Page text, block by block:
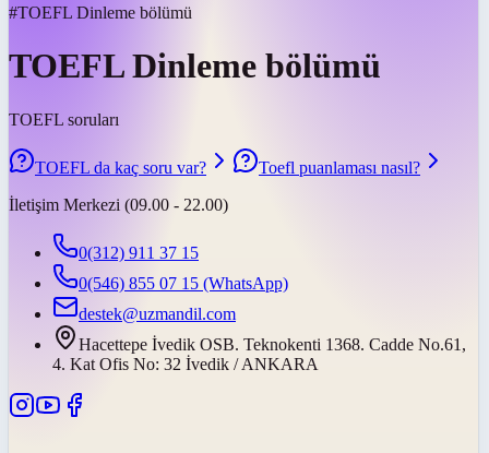
#TOEFL Dinleme bölümü
TOEFL Dinleme bölümü
TOEFL soruları
TOEFL da kaç soru var?
Toefl puanlaması nasıl?
İletişim Merkezi (09.00 - 22.00)
0(312) 911 37 15
0(546) 855 07 15 (WhatsApp)
destek@uzmandil.com
Hacettepe İvedik OSB. Teknokenti 1368. Cadde No.61,
4. Kat Ofis No: 32 İvedik / ANKARA